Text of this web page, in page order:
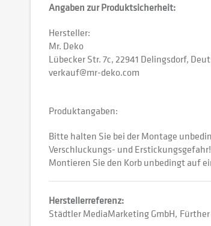
Angaben zur Produktsicherheit:
Hersteller:
Mr. Deko
Lübecker Str. 7c, 22941 Delingsdorf,
verkauf@mr-deko.com
Produktangaben:
Bitte halten Sie bei der Montage
Verschluckungs- und Erstickungsgefahr!
Montieren Sie den Korb unbedingt auf
Herstellerreferenz:
Städtler MediaMarketing GmbH